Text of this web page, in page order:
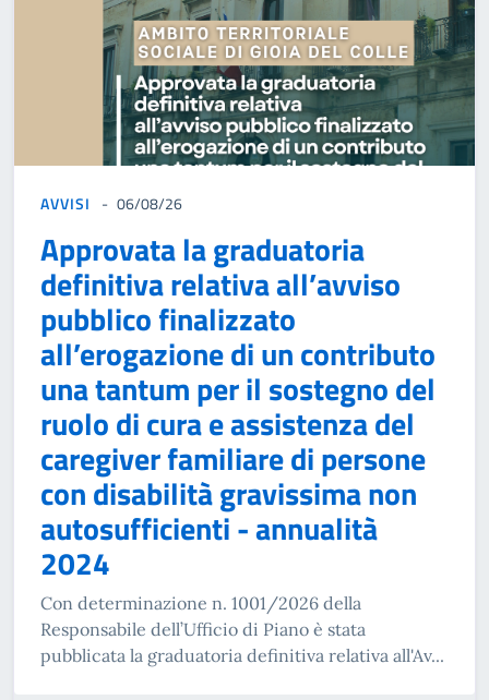
AVVISI 06/08/26
Approvata la graduatoria
definitiva relativa all’avviso
pubblico finalizzato
all’erogazione di un contributo
una tantum per il sostegno del
ruolo di cura e assistenza del
caregiver familiare di persone
con disabilità gravissima non
autosufficienti - annualità
2024
Con determinazione n. 1001/2026 della
Responsabile dell’Ufficio di Piano è stata
pubblicata la graduatoria definitiva relativa all'Av...